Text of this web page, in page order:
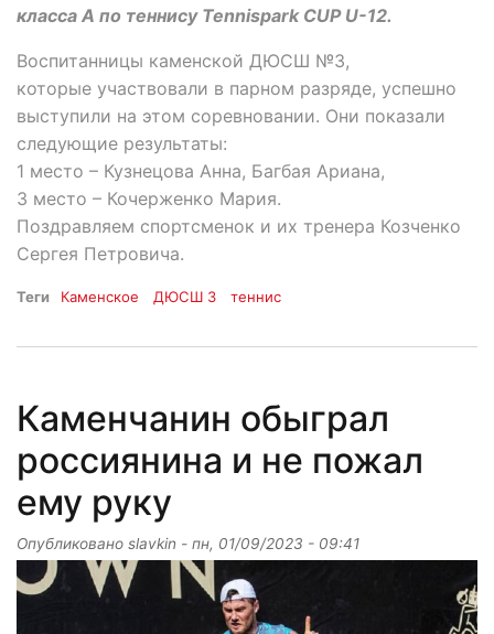
класса А по теннису Tennispark CUP U-12.
Воспитанницы каменской ДЮСШ №3,
которые участвовали в парном разряде, успешно
выступили на этом соревновании. Они показали
следующие результаты:
1 место – Кузнецова Анна, Багбая Ариана,
3 место – Кочерженко Мария.
Поздравляем спортсменок и их тренера Козченко
Сергея Петровича.
Теги Каменское ДЮСШ 3 теннис
Каменчанин обыграл
россиянина и не пожал
ему руку
Опубликовано slavkin - пн, 01/09/2023 - 09:41